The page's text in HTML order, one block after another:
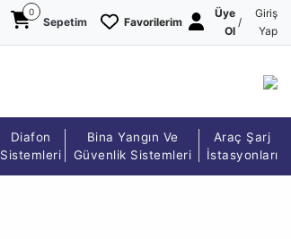
0
Sepetim Favorilerim
Üye
Ol
/
Giriş
Yap
Diafon
Sistemleri
Bina Yangın Ve
Güvenlik Sistemleri
Araç Şarj
İstasyonları